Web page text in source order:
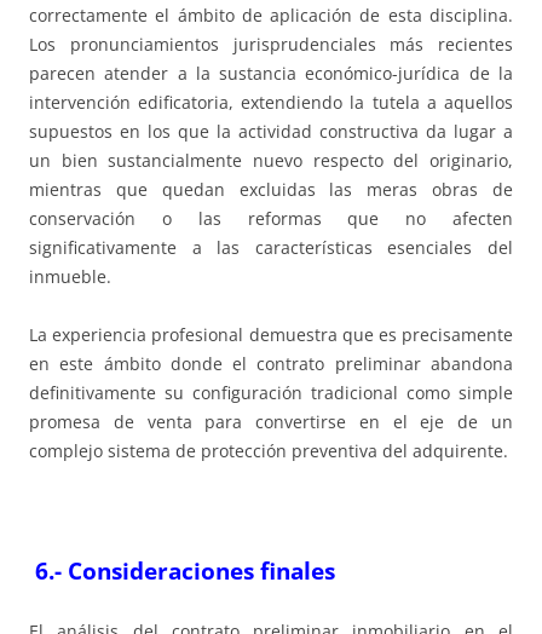
correctamente el ámbito de aplicación de esta disciplina.
Los pronunciamientos jurisprudenciales más recientes
parecen atender a la sustancia económico-jurídica de la
intervención edificatoria, extendiendo la tutela a aquellos
supuestos en los que la actividad constructiva da lugar a
un bien sustancialmente nuevo respecto del originario,
mientras que quedan excluidas las meras obras de
conservación o las reformas que no afecten
significativamente a las características esenciales del
inmueble.
La experiencia profesional demuestra que es precisamente
en este ámbito donde el contrato preliminar abandona
definitivamente su configuración tradicional como simple
promesa de venta para convertirse en el eje de un
complejo sistema de protección preventiva del adquirente.
6.- Consideraciones finales